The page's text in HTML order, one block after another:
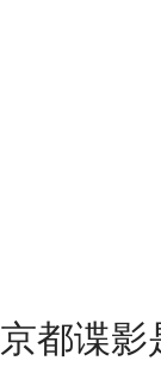
京都谍影